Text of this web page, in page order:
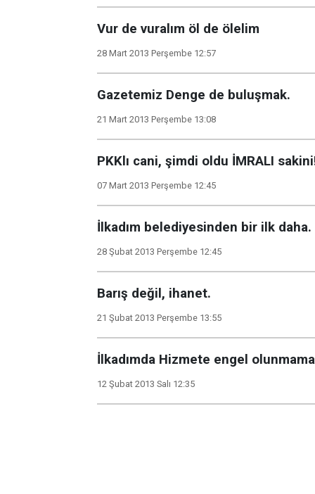
Vur de vuralım öl de ölelim
28 Mart 2013 Perşembe 12:57
Gazetemiz Denge de buluşmak.
21 Mart 2013 Perşembe 13:08
PKKlı cani, şimdi oldu İMRALI
07 Mart 2013 Perşembe 12:45
İlkadım belediyesinden bir ilk daha.
28 Şubat 2013 Perşembe 12:45
Barış değil, ihanet.
21 Şubat 2013 Perşembe 13:55
İlkadımda Hizmete engel
12 Şubat 2013 Salı 12:35